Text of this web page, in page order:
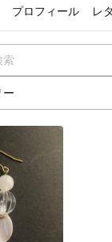
プロフィール レ